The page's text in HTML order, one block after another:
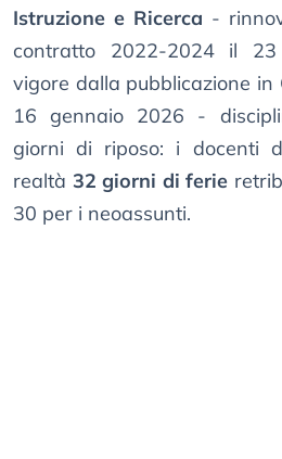
Istruzione e Ricerca -
contratto 2022-2024 il
vigore dalla pubblicazione in
16 gennaio 2026 -
giorni di riposo: i docenti
realtà 32 giorni di ferie
30 per i neoassunti.